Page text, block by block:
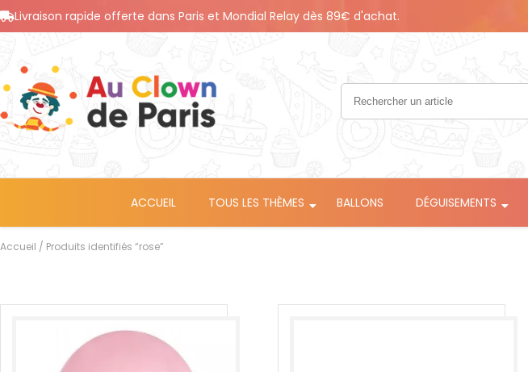
Livraison rapide offerte dans Paris et Mondial Relay dès 89€ d'achat.
ACCUEIL TOUS LES THÈMES BALLONS DÉGUISEMENTS
Accueil / Produits identifiés “rose”